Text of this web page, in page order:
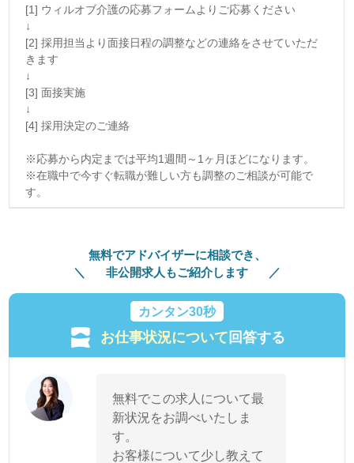
[1] ウィルオブ介護の応募フォームよりご応募ください
↓
[2] 採用担当より面接日程の調整などの連絡をさせていただ
きます
↓
[3] 面接実施
↓
[4] 採用決定のご連絡
※応募から内定までは平均1週間～1ヶ月ほどになります。
※在職中で今すぐ転職が難しい方も調整のご相談が可能で
す。
無料でアドバイザーに相談でき、
非公開求人もご紹介します
カンタン30秒
お仕事状況について回答する
無料でこの求人について最
新状況をお調べいたしま
す。
お客様について少し教えて